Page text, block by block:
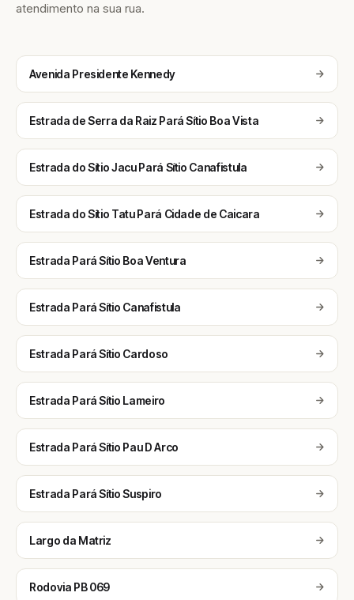
atendimento na sua rua.
Avenida Presidente Kennedy
Estrada de Serra da Raiz Pará Sítio Boa Vista
Estrada do Sítio Jacu Pará Sítio Canafistula
Estrada do Sítio Tatu Pará Cidade de Caicara
Estrada Pará Sítio Boa Ventura
Estrada Pará Sítio Canafistula
Estrada Pará Sítio Cardoso
Estrada Pará Sítio Lameiro
Estrada Pará Sítio Pau D Arco
Estrada Pará Sítio Suspiro
Largo da Matriz
Rodovia PB 069